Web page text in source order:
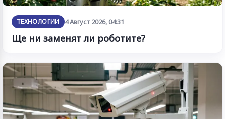
ТЕХНОЛОГИИ 4 Август 2026, 04:31
Ще ни заменят ли роботите?